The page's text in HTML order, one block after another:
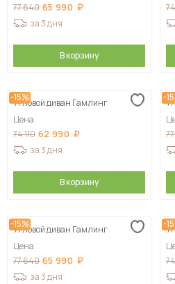
77 640 65 990
за 3 дня
В корзину
-15%
Угловой диван Гамлинг
Цена
74 110 62 990
за 3 дня
В корзину
-
-15%
Угловой диван Гамлинг
Цена
77 640 65 990
за 3 дня
-